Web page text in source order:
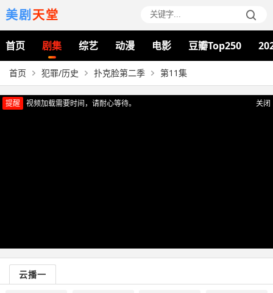
美剧天堂
首页 剧集 综艺 动漫 电影 豆瓣Top250
首页 犯罪/历史 扑克脸第二季 第11集
关闭
提醒
视频加载需要时间，请耐心等待。
云播一